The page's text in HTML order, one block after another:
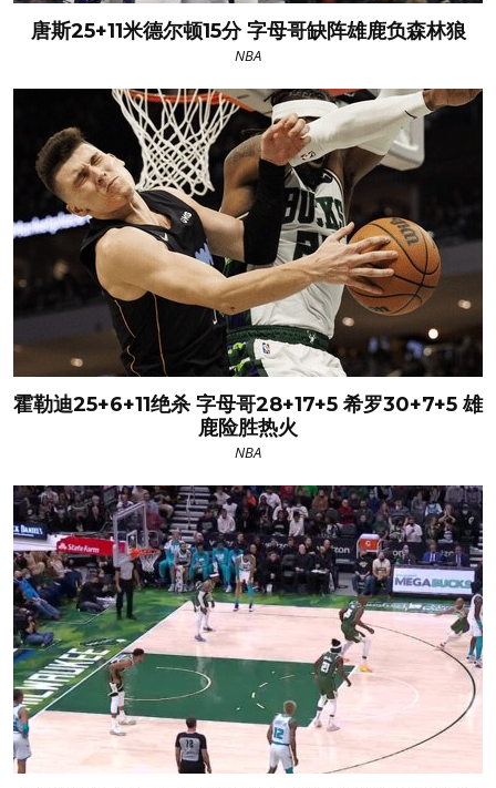
唐斯25+11米德尔顿15分 字母哥缺阵雄鹿负森林狼
NBA
霍勒迪25+6+11绝杀 字母哥28+17+5 希罗30+7+5 雄
鹿险胜热火
NBA